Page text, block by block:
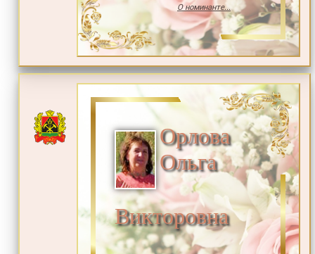
О номинанте...
Орлова
Ольга
Викторовна